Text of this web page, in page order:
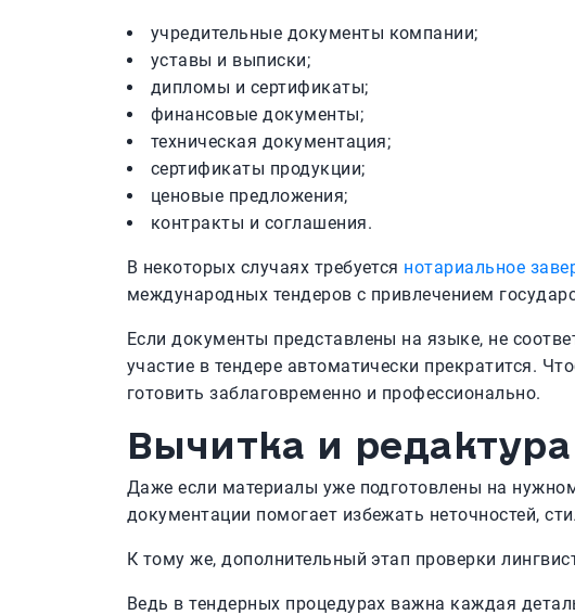
учредительные документы компании;
уставы и выписки;
дипломы и сертификаты;
финансовые документы;
техническая документация;
сертификаты продукции;
ценовые предложения;
контракты и соглашения.
В некоторых случаях требуется нотариальное
международных тендеров с привлечением
Если документы представлены на языке, не
участие в тендере автоматически прекратится.
готовить заблаговременно и профессионально.
Вычитка и
Даже если материалы уже подготовлены на
документации помогает избежать неточностей,
К тому же, дополнительный этап проверки
Ведь в тендерных процедурах важна каждая